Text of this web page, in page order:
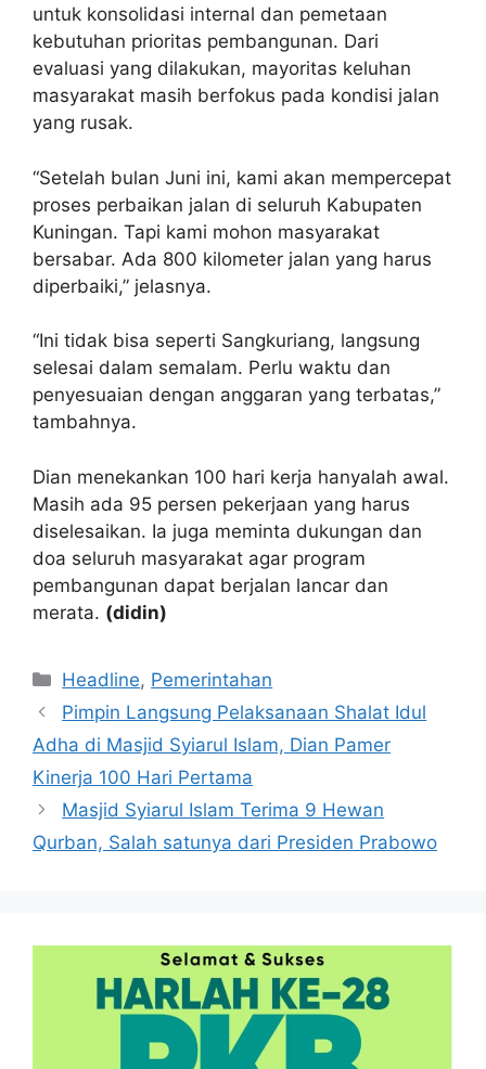
untuk konsolidasi internal dan pemetaan
kebutuhan prioritas pembangunan. Dari
evaluasi yang dilakukan, mayoritas keluhan
masyarakat masih berfokus pada kondisi jalan
yang rusak.
“Setelah bulan Juni ini, kami akan mempercepat
proses perbaikan jalan di seluruh Kabupaten
Kuningan. Tapi kami mohon masyarakat
bersabar. Ada 800 kilometer jalan yang harus
diperbaiki,” jelasnya.
“Ini tidak bisa seperti Sangkuriang, langsung
selesai dalam semalam. Perlu waktu dan
penyesuaian dengan anggaran yang terbatas,”
tambahnya.
Dian menekankan 100 hari kerja hanyalah awal.
Masih ada 95 persen pekerjaan yang harus
diselesaikan. Ia juga meminta dukungan dan
doa seluruh masyarakat agar program
pembangunan dapat berjalan lancar dan
merata. (didin)
Kategori
Headline, Pemerintahan
Pimpin Langsung Pelaksanaan Shalat Idul
Adha di Masjid Syiarul Islam, Dian Pamer
Kinerja 100 Hari Pertama
Masjid Syiarul Islam Terima 9 Hewan
Qurban, Salah satunya dari Presiden Prabowo